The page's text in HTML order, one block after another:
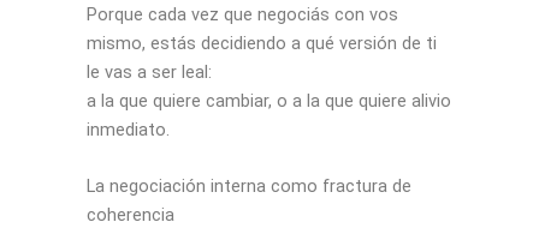
Porque cada vez que negociás con vos
mismo, estás decidiendo a qué versión de ti
le vas a ser leal:
a la que quiere cambiar, o a la que quiere alivio
inmediato.
La negociación interna como fractura de
coherencia